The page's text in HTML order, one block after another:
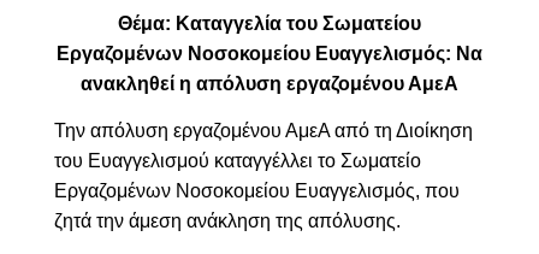
Θέμα: Καταγγελία του Σωματείου
Εργαζομένων Νοσοκομείου Ευαγγελισμός: Να
ανακληθεί η απόλυση εργαζομένου ΑμεΑ
Την απόλυση εργαζομένου ΑμεΑ από τη Διοίκηση
του Ευαγγελισμού καταγγέλλει το Σωματείο
Εργαζομένων Νοσοκομείου Ευαγγελισμός, που
ζητά την άμεση ανάκληση της απόλυσης.